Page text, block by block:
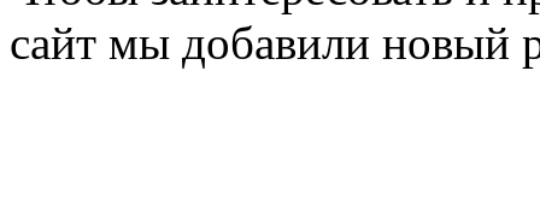
сайт мы добавили новый